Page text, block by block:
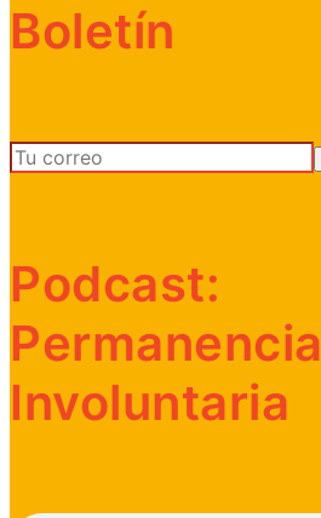
Boletín
Podcast:
Permanencia
Involuntaria